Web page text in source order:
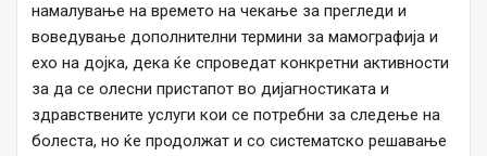
намалување на времето на чекање за прегледи и
воведување дополнителни термини за мамографија и
ехо на дојка, дека ќе спроведат конкретни активности
за да се олесни пристапот во дијагностиката и
здравствените услуги кои се потребни за следење на
болеста, но ќе продолжат и со систематско решавање